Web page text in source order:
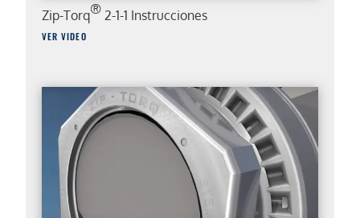
Zip-Torq® 2-1-1 Instrucciones
VER VIDEO